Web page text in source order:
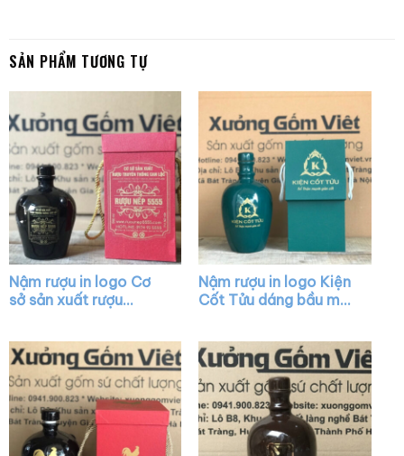
SẢN PHẨM TƯƠNG TỰ
Nậm rượu in logo Cơ
sở sản xuất rượu
đậm XG-NR05
Nậm rượu in logo Kiện
Cốt Tửu dáng bầu màu